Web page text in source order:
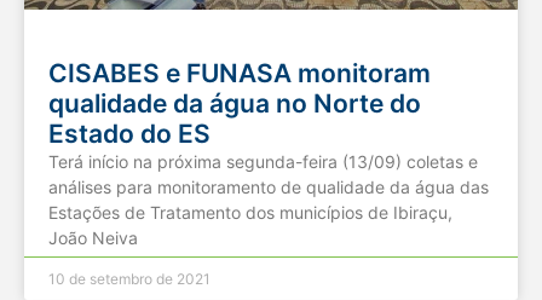
CISABES e FUNASA monitoram
qualidade da água no Norte do
Estado do ES
Terá início na próxima segunda-feira (13/09) coletas e
análises para monitoramento de qualidade da água das
Estações de Tratamento dos municípios de Ibiraçu,
João Neiva
10 de setembro de 2021